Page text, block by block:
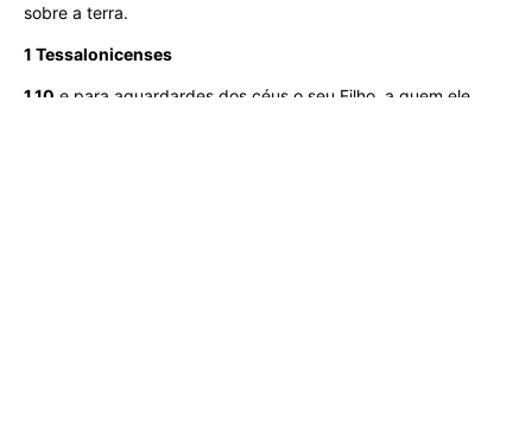
sobre a terra.
1 Tessalonicenses
1.10 e para aguardardes dos céus o seu Filho, a quem ele